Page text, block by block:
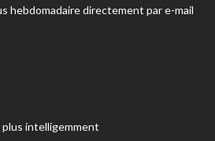
hebdomadaire directement par e-mail
plus intelligemment